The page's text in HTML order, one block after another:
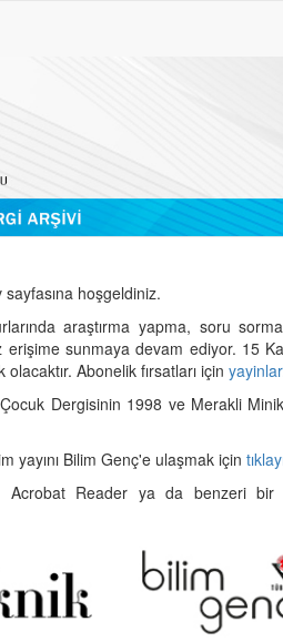
hoşgeldiniz.
araştırma yapma, soru
erişime sunmaya devam ediyor. 15
Abonelik fırsatları için
Dergisinin 1998 ve Merakli
yayını Bilim Genç'e ulaşmak için
Acrobat Reader ya da benzeri bir